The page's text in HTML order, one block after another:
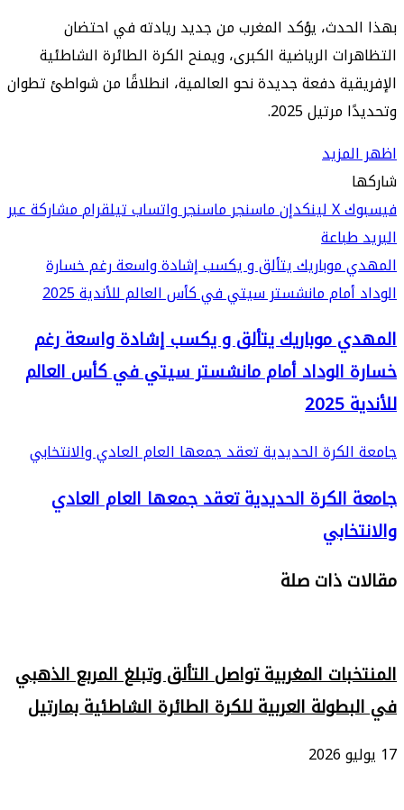
بهذا الحدث، يؤكد المغرب من جديد ريادته في احتضان
التظاهرات الرياضية الكبرى، ويمنح الكرة الطائرة الشاطئية
الإفريقية دفعة جديدة نحو العالمية، انطلاقًا من شواطئ تطوان
وتحديدًا مرتيل 2025.
اظهر المزيد
شاركها
فيسبوك‫Xلينكدإنماسنجرماسنجرواتسابتيلقراممشاركة عبر
البريدطباعة
المهدي موباريك يتألق و يكسب إشادة واسعة رغم خسارة
الوداد أمام مانشستر سيتي في كأس العالم للأندية 2025
المهدي موباريك يتألق و يكسب إشادة واسعة رغم
خسارة الوداد أمام مانشستر سيتي في كأس العالم
للأندية 2025
جامعة الكرة الحديدية تعقد جمعها العام العادي والانتخابي
جامعة الكرة الحديدية تعقد جمعها العام العادي
والانتخابي
مقالات ذات صلة
المنتخبات المغربية تواصل التألق وتبلغ المربع الذهبي
في البطولة العربية للكرة الطائرة الشاطئية بمارتيل
17 يوليو 2026